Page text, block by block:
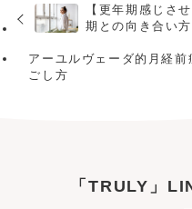
【更年期感じさ
期との向き合い方
アーユルヴェーダ的月経
ごし方
「TRULY」